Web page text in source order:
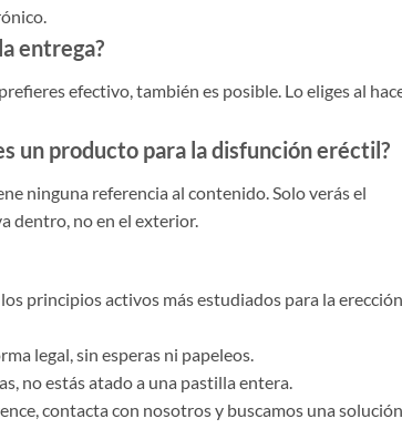
entrega?
efectivo, también es posible. Lo eliges al
un producto para la disfunción eréctil?
ninguna referencia al contenido. Solo verás el
dentro, no en el exterior.
principios activos más estudiados para la erección.
legal, sin esperas ni papeleos.
no estás atado a una pastilla entera.
contacta con nosotros y buscamos una solución.